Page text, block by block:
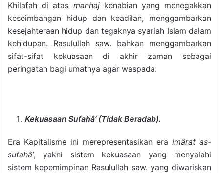
Khilafah di atas manhajkenabian yang menegakkan
keseimbangan hidup dan keadilan, menggambarkan
kesejahteraan hidup dan tegaknya syariah Islam dalam
kehidupan. Rasulullah saw. bahkan menggambarkan
sifat-sifat kekuasaan di akhir zaman sebagai
peringatan bagi umatnya agar waspada:
Kekuasaan Sufahâ’ (Tidak Beradab).
Era Kapitalisme ini merepresentasikan era imârat as-
sufahâ’, yakni sistem kekuasaan yang menyalahi
sistem kepemimpinan Rasulullah saw. yang diwariskan